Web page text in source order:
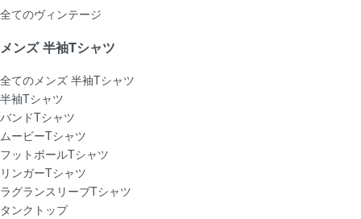
全てのヴィンテージ
メンズ 半袖Tシャツ
全てのメンズ 半袖Tシャツ
半袖Tシャツ
バンドTシャツ
ムービーTシャツ
フットボールTシャツ
リンガーTシャツ
ラグランスリーブTシャツ
タンクトップ